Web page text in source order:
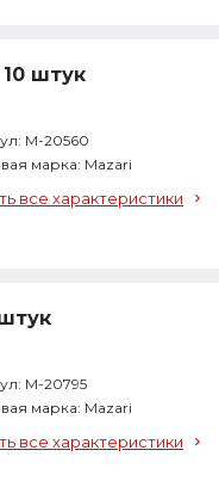
штук
M-20560
марка: Mazari
все характеристики
M-20795
марка: Mazari
все характеристики